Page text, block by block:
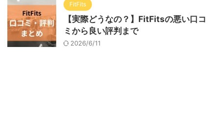
FitFits
【実際どうなの？】FitFitsの悪い口コ
ミから良い評判まで
2026/6/11